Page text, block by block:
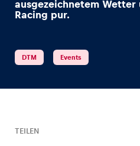
Seiten
ausgezeichnetem
Racing pur.
DTM Events
TEILEN